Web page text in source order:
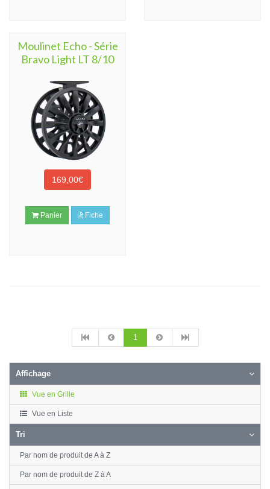
Moulinet Echo - Série
Bravo Light LT 8/10
169,00€
Panier Fiche
1
Affichage
Vue en Grille
Vue en Liste
Tri
Par nom de produit de A à Z
Par nom de produit de Z à A